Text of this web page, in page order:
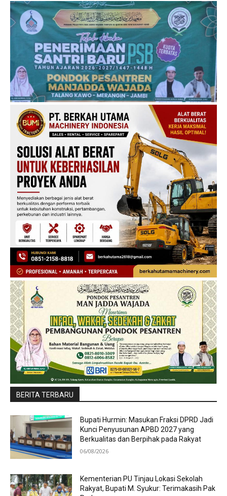
BERITA TERBARU
Bupati Hurmin: Masukan Fraksi DPRD Jadi
Kunci Penyusunan APBD 2027 yang
Berkualitas dan Berpihak pada Rakyat
06/08/2026
Kementerian PU Tinjau Lokasi Sekolah
Rakyat, Bupati M. Syukur: Terimakasih Pak